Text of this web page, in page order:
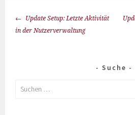
Update Setup: Letzte Aktivität
in der Nutzerverwaltung
Suche